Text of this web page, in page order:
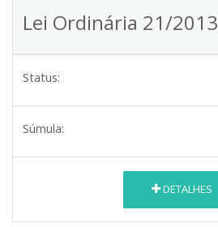
Lei Ordinária 21/2013
Status:
Súmula:
DETALHES